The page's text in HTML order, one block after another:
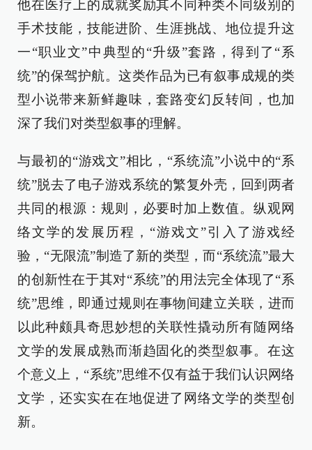
他在医疗上的成就奖励其不同种类不同级别的
手术技能，技能进阶、生涯挑战、地位提升这
一“职业文”中典型的“升级”套路，得到了“系
统”的保驾护航。这类作品为已有叙事成规的类
型小说带来新鲜趣味，套路变幻反转间，也加
深了我们对类型叙事的理解。
与最初的“游戏文”相比，“系统流”小说中的“系
统”脱去了电子游戏系统的繁复外壳，回到两者
共同的根源：规则，必要时加上数值。纵观网
络文学的发展历程，“游戏文”引入了游戏经
验，“无限流”制造了新的类型，而“系统流”最大
的创新性在于其对“系统”的用法完全体现了“系
统”思维，即通过规则在事物间建立关联，进而
以此种颇具奇思妙想的关联性撬动所有随网络
文学的发展成熟而渐趋固化的类型叙事。在这
个意义上，“系统”思维不仅有益于我们认识网络
文学，还实实在在地促进了网络文学的类型创
新。